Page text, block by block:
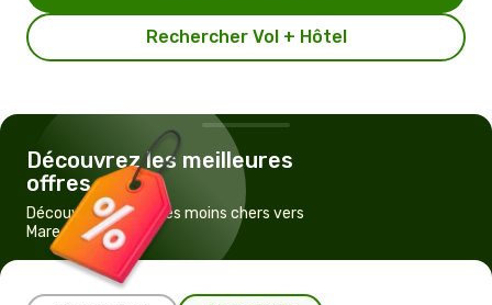
Rechercher Vol + Hôtel
Découvrez les meilleures
offres
Découvrez les vols les moins chers vers
Mare